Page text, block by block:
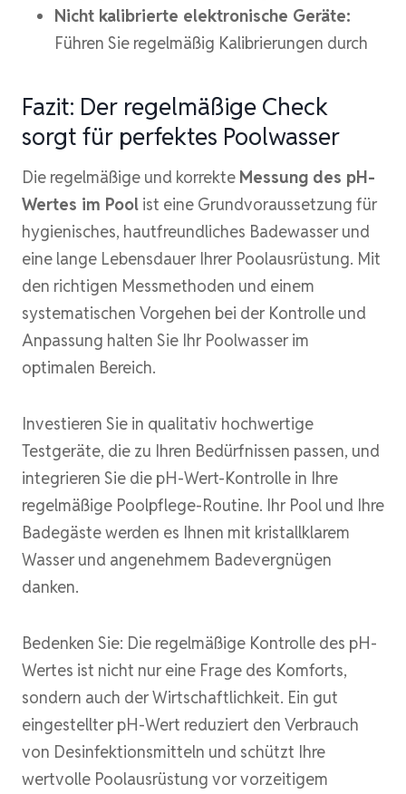
Nicht kalibrierte elektronische Geräte:
Führen Sie regelmäßig Kalibrierungen durch
Fazit: Der regelmäßige Check
sorgt für perfektes Poolwasser
Die regelmäßige und korrekte Messung des pH-
Wertes im Pool ist eine Grundvoraussetzung für
hygienisches, hautfreundliches Badewasser und
eine lange Lebensdauer Ihrer Poolausrüstung. Mit
den richtigen Messmethoden und einem
systematischen Vorgehen bei der Kontrolle und
Anpassung halten Sie Ihr Poolwasser im
optimalen Bereich.
Investieren Sie in qualitativ hochwertige
Testgeräte, die zu Ihren Bedürfnissen passen, und
integrieren Sie die pH-Wert-Kontrolle in Ihre
regelmäßige Poolpflege-Routine. Ihr Pool und Ihre
Badegäste werden es Ihnen mit kristallklarem
Wasser und angenehmem Badevergnügen
danken.
Bedenken Sie: Die regelmäßige Kontrolle des pH-
Wertes ist nicht nur eine Frage des Komforts,
sondern auch der Wirtschaftlichkeit. Ein gut
eingestellter pH-Wert reduziert den Verbrauch
von Desinfektionsmitteln und schützt Ihre
wertvolle Poolausrüstung vor vorzeitigem